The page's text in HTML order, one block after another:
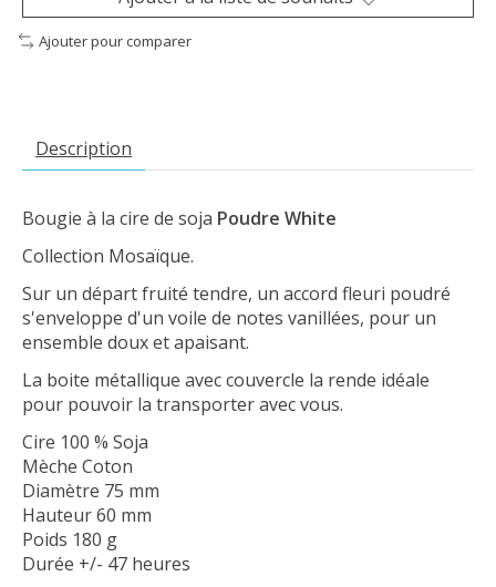
Ajouter pour comparer
Description
Bougie à la cire de soja Poudre White
Collection Mosaïque.
Sur un départ fruité tendre, un accord fleuri poudré
s'enveloppe d'un voile de notes vanillées, pour un
ensemble doux et apaisant.
La boite métallique avec couvercle la rende idéale
pour pouvoir la transporter avec vous.
Cire 100 % Soja
Mèche Coton
Diamètre 75 mm
Hauteur 60 mm
Poids 180 g
Durée +/- 47 heures